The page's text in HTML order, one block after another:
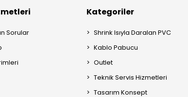
Sorular
Kategoriler
Shrink Isıyla Daralan PVC
Kablo Pabucu
Outlet
Teknik Servis Hizmetleri
Tasarım Konsept